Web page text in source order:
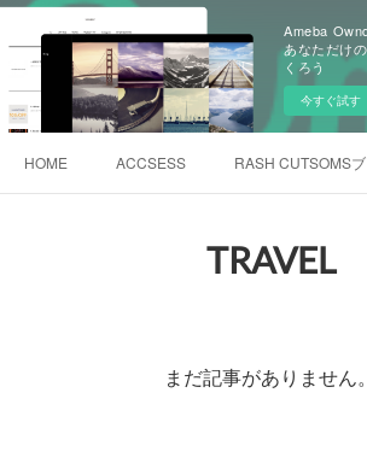
Ameba
あなただけ
くろう
今すぐ試す
HOME ACCSESS RASH CUTSOMSブ
TRAVEL
まだ記事がありません。